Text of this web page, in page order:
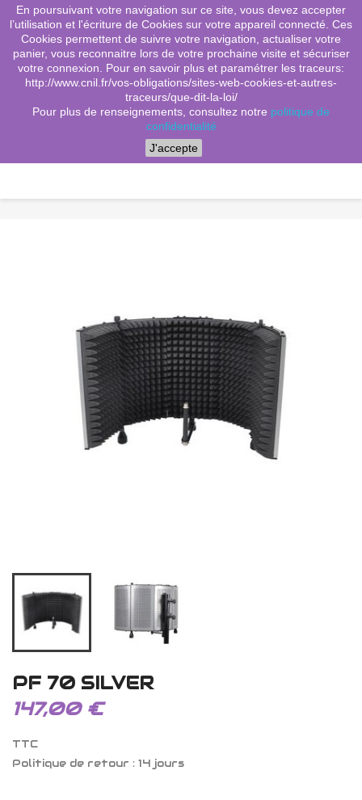
shopping_cart (0)

search
Menu
PF 70 SILVER
147,00 €
TTC
Politique de retour : 14 jours
En poursuivant votre navigation sur ce site, vous devez accepter
l’utilisation et l'écriture de Cookies sur votre appareil connecté. Ces
Cookies permettent de suivre votre navigation, actualiser votre
panier, vous reconnaitre lors de votre prochaine visite et sécuriser
votre connexion. Pour en savoir plus et paramétrer les traceurs:
http://www.cnil.fr/vos-obligations/sites-web-cookies-et-autres-
traceurs/que-dit-la-loi/
Pour plus de renseignements, consultez notre politique de
confidentialité
J'accepte